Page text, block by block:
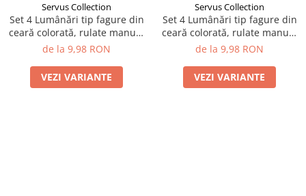
Servus Collection
Set 4 Lumânări tip fagure din
ceară colorată, rulate manual
- Maro Cappuccino
de la 9,98 RON
VEZI VARIANTE
Servus Collection
Set 4 Lumânări tip fagure din
ceară colorată, rulate manual
- Verde Lime
de la 9,98 RON
VEZI VARIANTE